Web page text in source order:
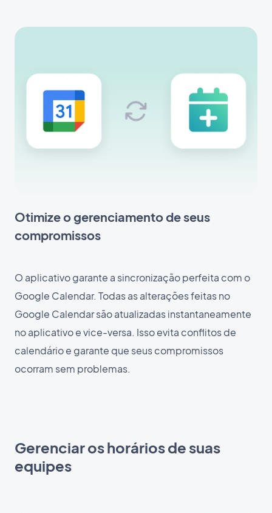
Otimize o gerenciamento de seus
compromissos
O aplicativo garante a sincronização perfeita com o
Google Calendar. Todas as alterações feitas no
Google Calendar são atualizadas instantaneamente
no aplicativo e vice-versa. Isso evita conflitos de
calendário e garante que seus compromissos
ocorram sem problemas.
Gerenciar os horários de suas
equipes